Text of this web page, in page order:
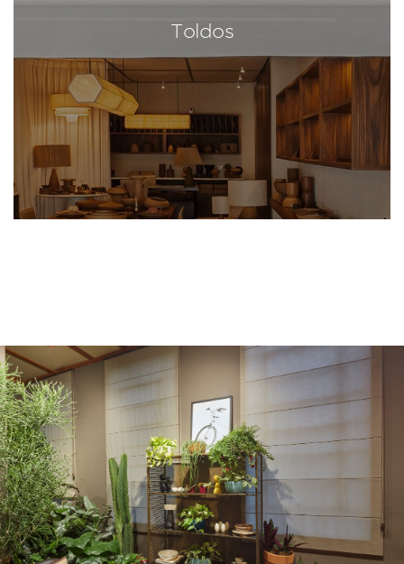
Toldos